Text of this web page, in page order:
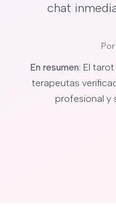
chat
Por
En resumen: El
terapeutas
profesional y